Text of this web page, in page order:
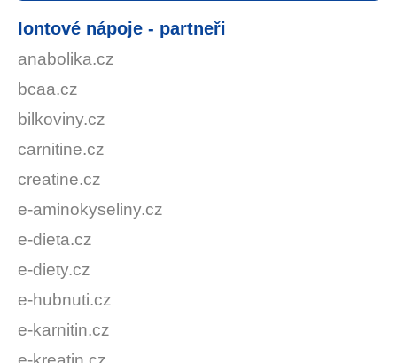
Iontové nápoje - partneři
anabolika.cz
bcaa.cz
bilkoviny.cz
carnitine.cz
creatine.cz
e-aminokyseliny.cz
e-dieta.cz
e-diety.cz
e-hubnuti.cz
e-karnitin.cz